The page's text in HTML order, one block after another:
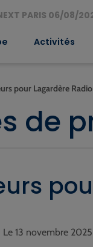
PARIS 06/08/
Activités
pour Lagardère Radio
de
Le 13 novembre 2025